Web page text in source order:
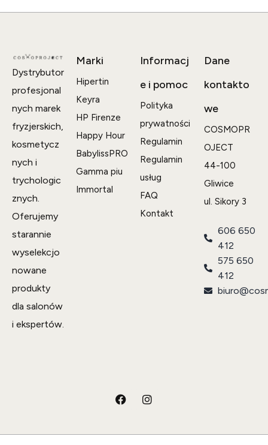
Dystrybutor
profesjonal
nych marek
fryzjerskich,
kosmetycz
nych i
trychologic
znych.
Oferujemy
starannie
wyselekcjo
nowane
produkty
dla salonów
i ekspertów.
Marki
Hipertin
Keyra
HP Firenze
Happy Hour
BabylissPRO
Gamma piu
Immortal
Informacj
e i pomoc
Polityka
prywatności
Regulamin
Regulamin
usług
FAQ
Kontakt
Dane
kontakto
we
COSMOPR
OJECT
44-100
Gliwice
ul. Sikory 3
606 650
412
575 650
412